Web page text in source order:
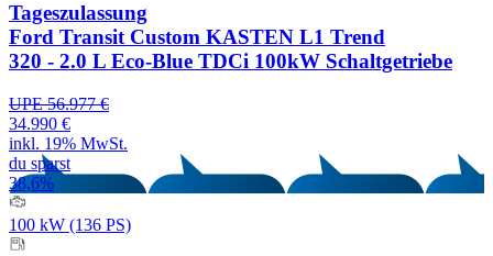
Tageszulassung
Ford Transit Custom KASTEN L1 Trend
320 - 2.0 L Eco-Blue TDCi 100kW Schaltgetriebe
UPE 56.977 €
34.990 €
inkl. 19% MwSt.
du sparst
38,6%
100 kW (136 PS)